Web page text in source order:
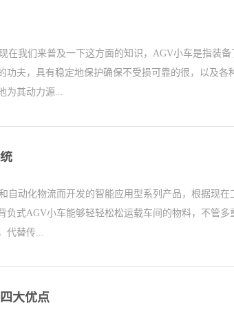
在我们来普及一下这方面的知识，AGV小车是指装
功夫，具有稳定地保护确保不受损可靠的很，以及
为其动力源...
自动化物流而开发的智能应用型系列产品，根据现
负式AGV小车能够轻轻松松运载车间的物料，不管
代替传...
大优点